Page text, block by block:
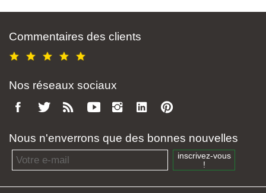
Commentaires des clients
Nos réseaux sociaux
Nous n'enverrons que des bonnes nouvelles
Email address
inscrivez-vous
!